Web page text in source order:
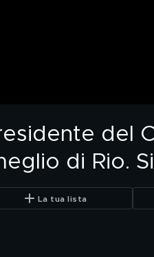
del
di Rio.
La tua lista